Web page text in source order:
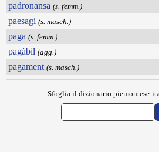
padronansa (s. femm.)
paesagi (s. masch.)
paga (s. femm.)
pagàbil (agg.)
pagament (s. masch.)
Sfoglia il dizionario piemontese-